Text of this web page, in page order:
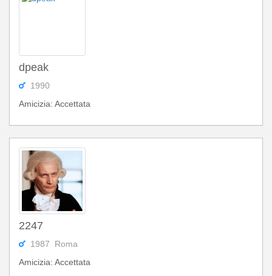
dpeak
1990
Amicizia: Accettata
2247
1987 Roma
Amicizia: Accettata